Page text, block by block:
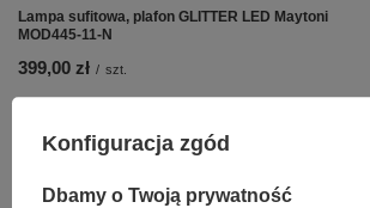
Lampa sufitowa, plafon GLITTER LED Maytoni
MOD445-11-N
399,00 zł / szt.
Konfiguracja zgód
Dbamy o Twoją prywatność